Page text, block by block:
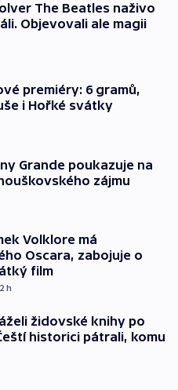
The Beatles naživo
Objevovali ale magii
premiéry: 6 gramů,
i Hořké svátky
Grande poukazuje na
zájmu
Volklore má
Oscara, zabojuje o
film
h
židovské knihy po
historici pátrali, komu